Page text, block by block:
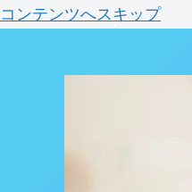
コンテンツへスキップ